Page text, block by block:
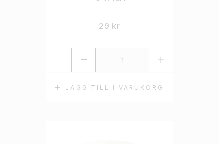
LÄGG TILL I VARUKORG
29 kr